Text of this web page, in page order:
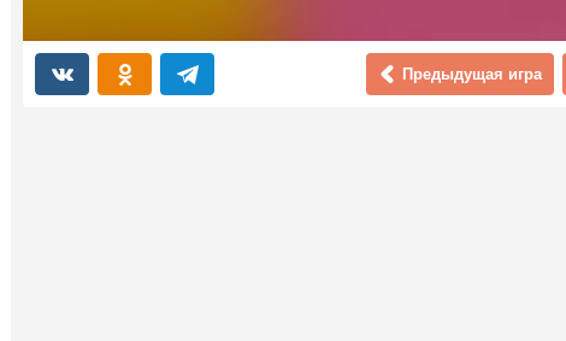
Предыдущая игра